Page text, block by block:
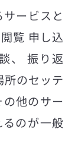
ービスと
覧 申し込
、 振り返
所のセッテ
他のサー
のが一般